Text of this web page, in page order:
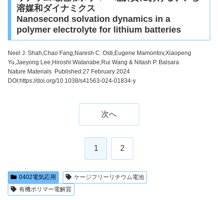
溶媒和ダイナミクス
Nanosecond solvation dynamics in a
polymer electrolyte for lithium batteries
Neel J. Shah,Chao Fang,Naresh C. Osti,Eugene Mamontov,Xiaopeng
Yu,Jaeyong Lee,Hiroshi Watanabe,Rui Wang & Nitash P. Balsara
Nature Materials Published:27 February 2024
DOI:https://doi.org/10.1038/s41563-024-01834-y
次へ
1 2
0402電気応用
ケージフリーリチウム電池
有機ポリマー電解質